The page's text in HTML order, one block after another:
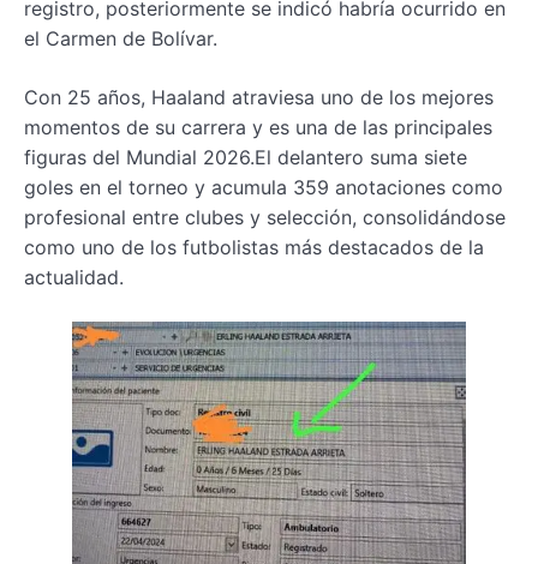
registro, posteriormente se indicó habría ocurrido en
el Carmen de Bolívar.
Con 25 años, Haaland atraviesa uno de los mejores
momentos de su carrera y es una de las principales
figuras del Mundial 2026.El delantero suma siete
goles en el torneo y acumula 359 anotaciones como
profesional entre clubes y selección, consolidándose
como uno de los futbolistas más destacados de la
actualidad.